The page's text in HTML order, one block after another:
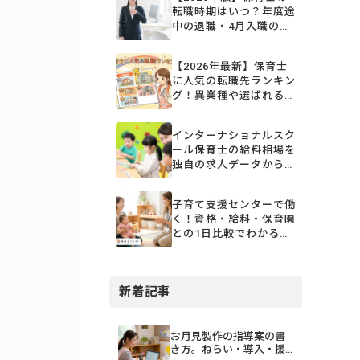
転職時期はいつ？年度途
中の退職・4月入職のス
【2026年最新】保育士
に人気の転職先ランキン
グ！異業種や選ばれる職
インターナショナルスク
ール保育士の給料相場を
独自の求人データから詳
子育て支援センターで働
く！資格・給料・保育園
との1日比較でわかる仕
新着記事
お月見製作の指導案の書
き方。ねらい・導入・援